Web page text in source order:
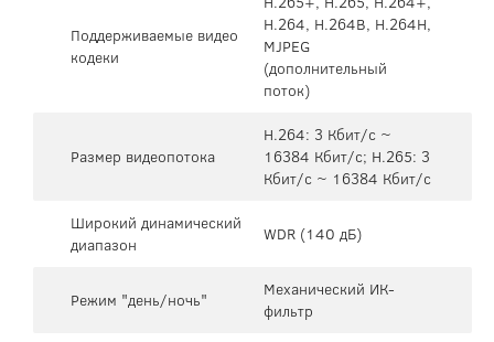
Поддерживаемые видео
кодеки
H.264, H.264B, H.264H,
MJPEG
(дополнительный
поток)
Размер видеопотока
H.264: 3 Кбит/с ~
16384 Кбит/с; H.265: 3
Кбит/с ~ 16384 Кбит/с
Широкий динамический
диапазон
WDR (140 дБ)
Режим "день/ночь"
Механический ИК-
фильтр